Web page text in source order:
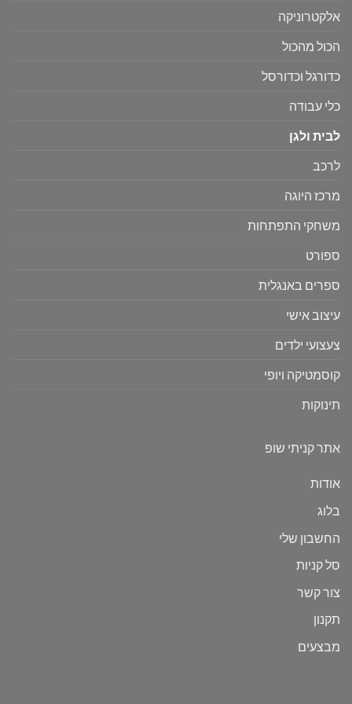
אלקטרוניקה
הכול מהכול
כדורגל וכדורסל
כלי עבודה
לבית ולגן
לרכב
מרכז היוגה
משחקי התפתחות
ספורט
ספרים באנגלית
עיצוב אישי
צעצועי ילדים
קוסמטיקה ויופי
תינוקות
אתר קניתי שופ
אודות
בלוג
החשבון שלי
סל קניות
צור קשר
תקנון
מבצעים